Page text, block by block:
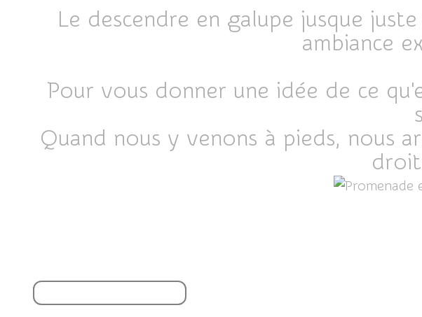
Le descendre en galupe jusque
ambiance
Pour vous donner une idée de ce
Quand nous y venons à pieds, nous